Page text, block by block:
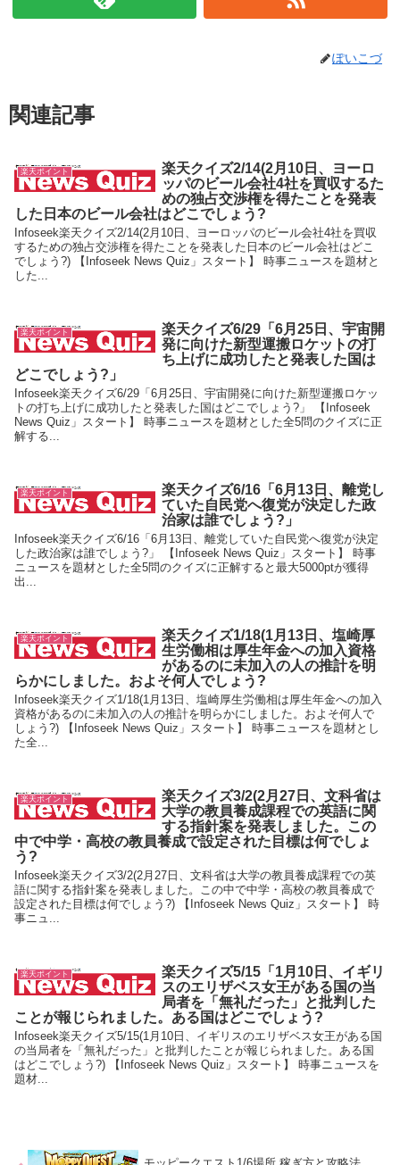
ぽいこづ
関連記事
楽天ポイント
楽天クイズ2/14(2月10日、ヨーロ
ッパのビール会社4社を買収するた
めの独占交渉権を得たことを発表
した日本のビール会社はどこでしょう?
Infoseek楽天クイズ2/14(2月10日、ヨーロッパのビール会社4社を買収
するための独占交渉権を得たことを発表した日本のビール会社はどこ
でしょう?) 【Infoseek News Quiz」スタート】 時事ニュースを題材と
した...
楽天ポイント
楽天クイズ6/29「6月25日、宇宙開
発に向けた新型運搬ロケットの打
ち上げに成功したと発表した国は
どこでしょう?」
Infoseek楽天クイズ6/29「6月25日、宇宙開発に向けた新型運搬ロケッ
トの打ち上げに成功したと発表した国はどこでしょう?」 【Infoseek
News Quiz」スタート】 時事ニュースを題材とした全5問のクイズに正
解する...
楽天ポイント
楽天クイズ6/16「6月13日、離党し
ていた自民党へ復党が決定した政
治家は誰でしょう?」
Infoseek楽天クイズ6/16「6月13日、離党していた自民党へ復党が決定
した政治家は誰でしょう?」 【Infoseek News Quiz」スタート】 時事
ニュースを題材とした全5問のクイズに正解すると最大5000ptが獲得
出...
楽天ポイント
楽天クイズ1/18(1月13日、塩崎厚
生労働相は厚生年金への加入資格
があるのに未加入の人の推計を明
らかにしました。およそ何人でしょう?
Infoseek楽天クイズ1/18(1月13日、塩崎厚生労働相は厚生年金への加入
資格があるのに未加入の人の推計を明らかにしました。およそ何人で
しょう?) 【Infoseek News Quiz」スタート】 時事ニュースを題材とし
た全...
楽天ポイント
楽天クイズ3/2(2月27日、文科省は
大学の教員養成課程での英語に関
する指針案を発表しました。この
中で中学・高校の教員養成で設定された目標は何でしょ
う?
Infoseek楽天クイズ3/2(2月27日、文科省は大学の教員養成課程での英
語に関する指針案を発表しました。この中で中学・高校の教員養成で
設定された目標は何でしょう?) 【Infoseek News Quiz」スタート】 時
事ニュ...
楽天ポイント
楽天クイズ5/15「1月10日、イギリ
スのエリザベス女王がある国の当
局者を「無礼だった」と批判した
ことが報じられました。ある国はどこでしょう?
Infoseek楽天クイズ5/15(1月10日、イギリスのエリザベス女王がある国
の当局者を「無礼だった」と批判したことが報じられました。ある国
はどこでしょう?) 【Infoseek News Quiz」スタート】 時事ニュースを
題材...